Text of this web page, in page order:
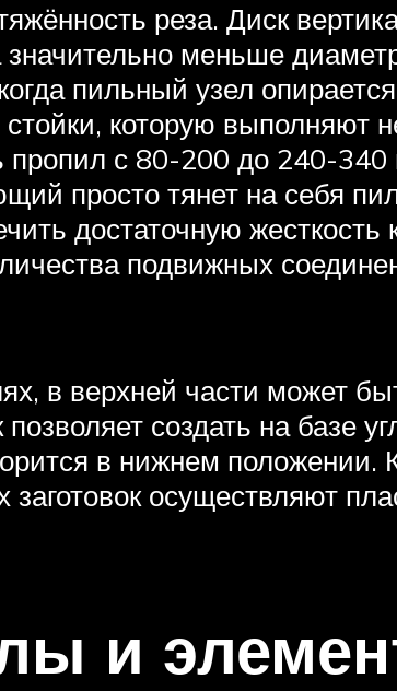
реза. Диск
значительно меньше
пильный узел
которую выполняют
пропил с 80-200 до 240-
просто тянет на себя
достаточную жесткость
подвижных
в верхней части может
создать на базе
в нижнем положении.
осуществляют
и